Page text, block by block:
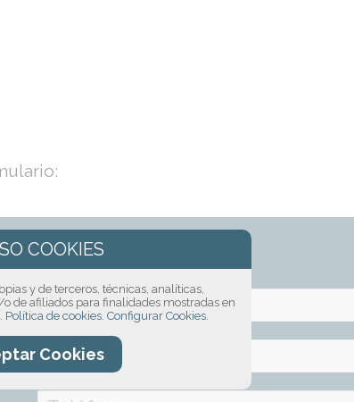
y de terceros, técnicas, analíticas,
de afiliados para finalidades mostradas en
Política de cookies. Configurar Cookies.
Cookies